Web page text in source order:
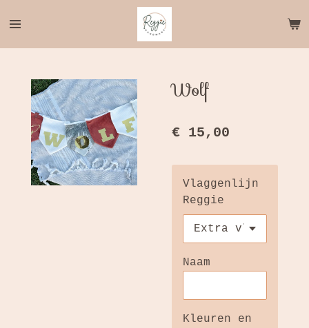
direct
naar
hoofdinhoud
Wolf
€ 15,00
Vlaggenlijn
Reggie
Naam
Kleuren en